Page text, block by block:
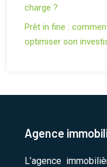
charge ?
Prêt in fine :
optimiser son
Agence
L’agence